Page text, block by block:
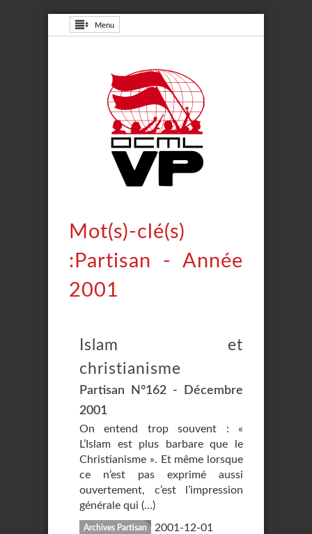
Menu
Mot(s)-clé(s)
:Partisan - Année
2001
Islam et
christianisme
Partisan N°162 - Décembre
2001
On entend trop souvent : «
L’Islam est plus barbare que le
Christianisme ». Et même lorsque
ce n’est pas exprimé aussi
ouvertement, c’est l’impression
générale qui (…)
Archives Partisan 2001-12-01